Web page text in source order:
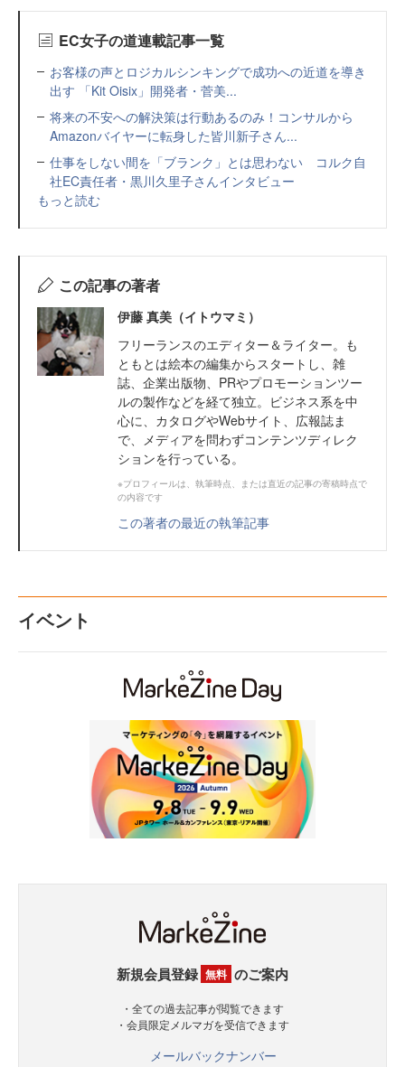
EC女子の道連載記事一覧
お客様の声とロジカルシンキングで成功への近道を導き
出す 「Kit Oisix」開発者・菅美...
将来の不安への解決策は行動あるのみ！コンサルから
Amazonバイヤーに転身した皆川新子さん...
仕事をしない間を「ブランク」とは思わない コルク自
社EC責任者・黒川久里子さんインタビュー
もっと読む
この記事の著者
伊藤 真美（イトウマミ）
フリーランスのエディター＆ライター。も
ともとは絵本の編集からスタートし、雑
誌、企業出版物、PRやプロモーションツー
ルの製作などを経て独立。ビジネス系を中
心に、カタログやWebサイト、広報誌ま
で、メディアを問わずコンテンツディレク
ションを行っている。
※プロフィールは、執筆時点、または直近の記事の寄稿時点で
の内容です
この著者の最近の執筆記事
イベント
新規会員登録 無料 のご案内
・全ての過去記事が閲覧できます
・会員限定メルマガを受信できます
メールバックナンバー